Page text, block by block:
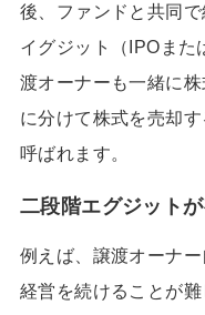
後、ファンドと共同
イグジット（IPOまた
渡オーナーも一緒に
に分けて株式を売却
呼ばれます。
二段階エグジット
例えば、譲渡オーナ
経営を続けることが